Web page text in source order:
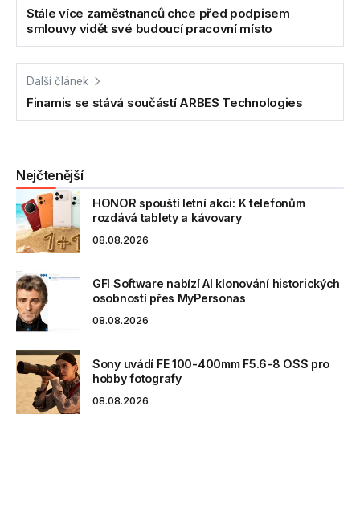
Stále více zaměstnanců chce před podpisem
smlouvy vidět své budoucí pracovní místo
Další článek
Finamis se stává součástí ARBES Technologies
Nejčtenější
HONOR spouští letní akci: K telefonům
rozdává tablety a kávovary
08.08.2026
GFI Software nabízí AI klonování historických
osobností přes MyPersonas
08.08.2026
Sony uvádí FE 100-400mm F5.6-8 OSS pro
hobby fotografy
08.08.2026